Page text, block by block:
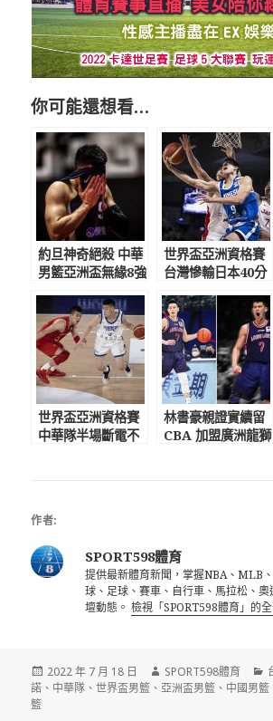
你可能還想看…
約旦神奇絕殺 中華
男籃亞洲盃無緣8強
世界盃亞洲資格賽
台灣慘輸日本40分
世界盃亞洲資格賽
中華隊半場斷電不
林書豪親證實續留
CBA 加盟廣洲龍獅
作者:
SPORT598體育
提供最新體育新聞，掌握NBA、MLB
球、足球、賽車、自行車、馬拉松、
壇動態。檢視「SPORT598體育」的
發
佈
2022 年 7 月 18 日
作
者
SPORT598體育
諾 、 中華隊 、世界盃男籃 、亞洲盃男籃 、 中國男籃
籃